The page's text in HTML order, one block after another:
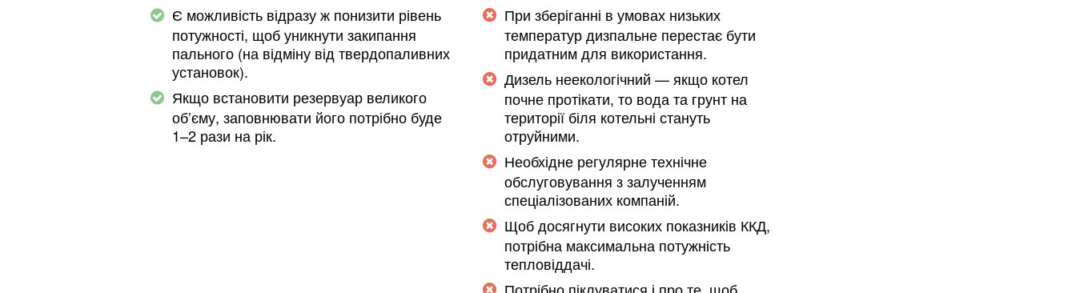
Є можливість відразу ж понизити рівень
потужності, щоб уникнути закипання
пального (на відміну від твердопаливних
установок).
Якщо встановити резервуар великого
об’єму, заповнювати його потрібно буде
1–2 рази на рік.
При зберіганні в умовах низьких
температур дизпальне перестає бути
придатним для використання.
Дизель неекологічний — якщо котел
почне протікати, то вода та грунт на
території біля котельні стануть
отруйними.
Необхідне регулярне технічне
обслуговування з залученням
спеціалізованих компаній.
Щоб досягнути високих показників ККД,
потрібна максимальна потужність
тепловіддачі.
Потрібно піклуватися і про те, щоб
Харків
Одесса
Івано-Франківськ
Львів
Вінниця
Замовити